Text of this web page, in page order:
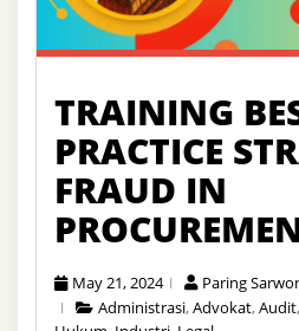
TRAINING
PRACTICE
FRAUD IN
May 21, 2024
Paring
Administrasi,Advokat,Audit,